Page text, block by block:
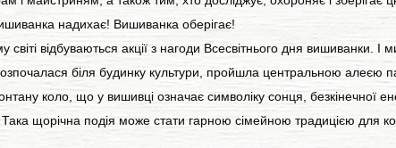
надихає! Вишиванка оберігає!
відбуваються акції з нагоди Всесвітнього дня вишиванки. І
біля будинку культури, пройшла центральною алеєю
коло, що у вишивці означає символіку сонця, безкінечної
щорічна подія може стати гарною сімейною традицією для